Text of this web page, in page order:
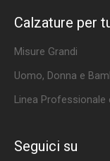
Calzature per
Misure Grandi
Uomo, Donna e
Linea
Seguici su